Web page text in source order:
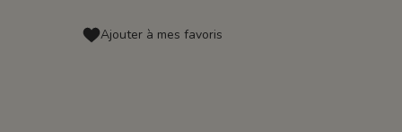
Ajouter à mes favoris